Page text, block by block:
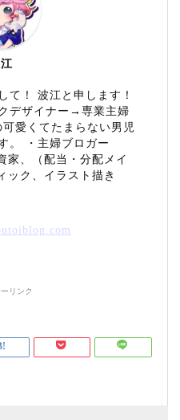
て！ 波江と申します！
デザイナー→専業主婦
愛くてたまらない男児
。 ・主婦ブロガー
家、（配当・分配メイ
ック、イラスト描き
リンク